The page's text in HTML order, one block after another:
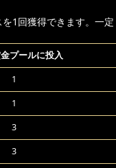
1回獲得できます。一定
プールに投入
1
1
3
3